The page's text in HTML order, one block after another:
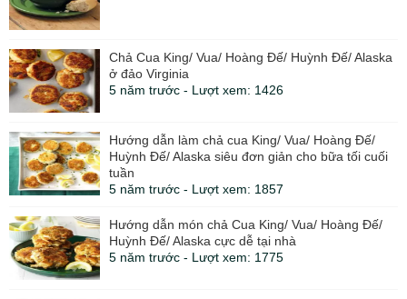
Chả Cua King/ Vua/ Hoàng Đế/ Huỳnh Đế/ Alaska
ở đảo Virginia
5 năm trước - Lượt xem: 1426
Hướng dẫn làm chả cua King/ Vua/ Hoàng Đế/
Huỳnh Đế/ Alaska siêu đơn giản cho bữa tối cuối
tuần
5 năm trước - Lượt xem: 1857
Hướng dẫn món chả Cua King/ Vua/ Hoàng Đế/
Huỳnh Đế/ Alaska cực dễ tại nhà
5 năm trước - Lượt xem: 1775